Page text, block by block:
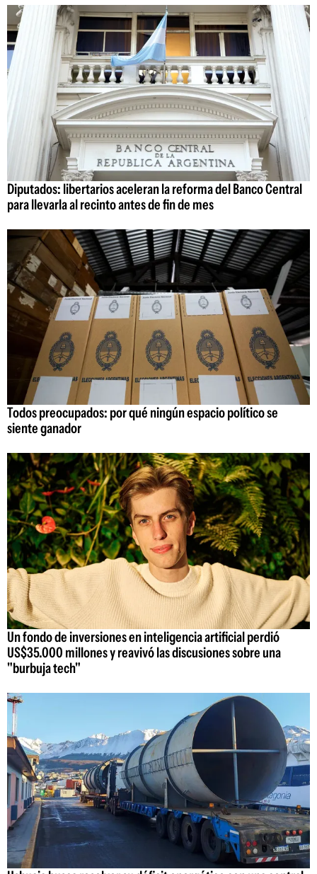
Diputados: libertarios aceleran la reforma del Banco Central
para llevarla al recinto antes de fin de mes
Todos preocupados: por qué ningún espacio político se
siente ganador
Un fondo de inversiones en inteligencia artificial perdió
US$35.000 millones y reavivó las discusiones sobre una
"burbuja tech"